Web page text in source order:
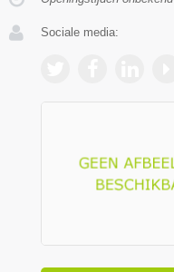
Sociale media: